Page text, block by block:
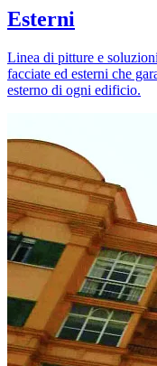
Esterni
Linea di pitture e
facciate ed esterni che
esterno di ogni edificio.